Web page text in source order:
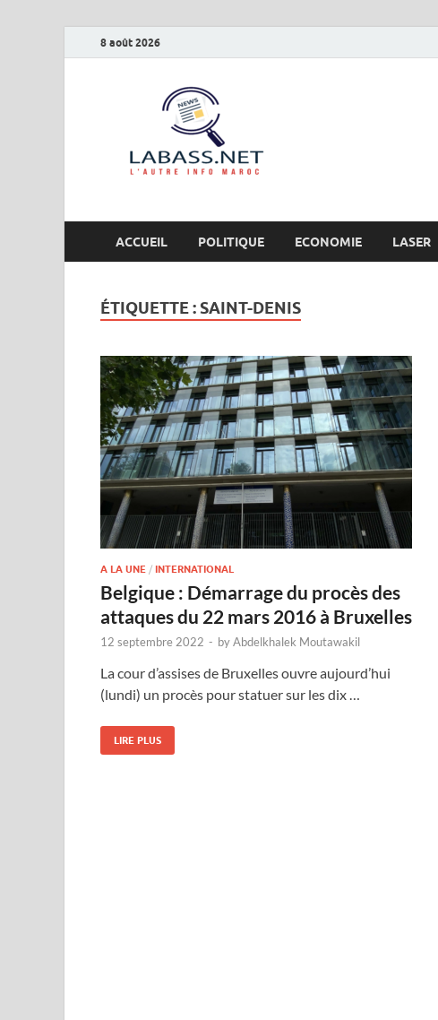
8 août 2026
ACCUEIL POLITIQUE ECONOMIE LASER
ÉTIQUETTE : SAINT-DENIS
A LA UNE / INTERNATIONAL
Belgique : Démarrage du procès des
attaques du 22 mars 2016 à Bruxelles
12 septembre 2022 - byAbdelkhalek Moutawakil
La cour d’assises de Bruxelles ouvre aujourd’hui
(lundi) un procès pour statuer sur les dix …
LIRE PLUS